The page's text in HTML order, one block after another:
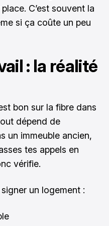
C’est souvent la
si ça coûte un peu
: la réalité
bon sur la fibre dans
dépend de
un immeuble ancien,
tes appels en
vérifie.
un logement :